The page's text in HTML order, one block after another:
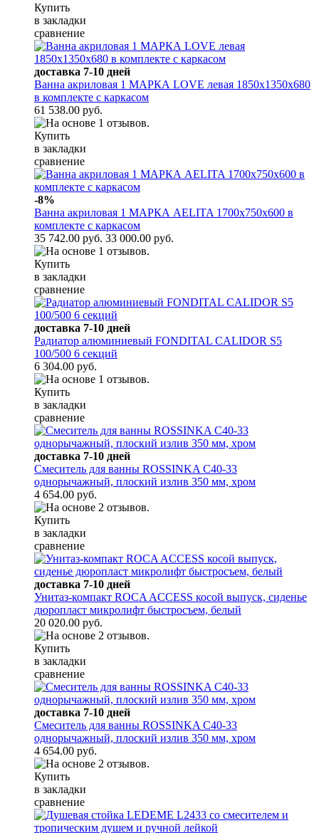
Купить
в закладки
сравнение
доставка 7-10 дней
Ванна акриловая 1 МАРКА LOVE левая 1850х1350х680
в комплекте с каркасом
61 538.00 руб.
Купить
в закладки
сравнение
-8%
Ванна акриловая 1 МАРКА AELITA 1700х750х600 в
комплекте с каркасом
35 742.00 руб. 33 000.00 руб.
Купить
в закладки
сравнение
доставка 7-10 дней
Радиатор алюминиевый FONDITAL CALIDOR S5
100/500 6 секций
6 304.00 руб.
Купить
в закладки
сравнение
доставка 7-10 дней
Смеситель для ванны ROSSINKA C40-33
однорычажный, плоский излив 350 мм, хром
4 654.00 руб.
Купить
в закладки
сравнение
доставка 7-10 дней
Унитаз-компакт ROCA ACCESS косой выпуск, сиденье
дюропласт микролифт быстросъем, белый
20 020.00 руб.
Купить
в закладки
сравнение
доставка 7-10 дней
Смеситель для ванны ROSSINKA C40-33
однорычажный, плоский излив 350 мм, хром
4 654.00 руб.
Купить
в закладки
сравнение